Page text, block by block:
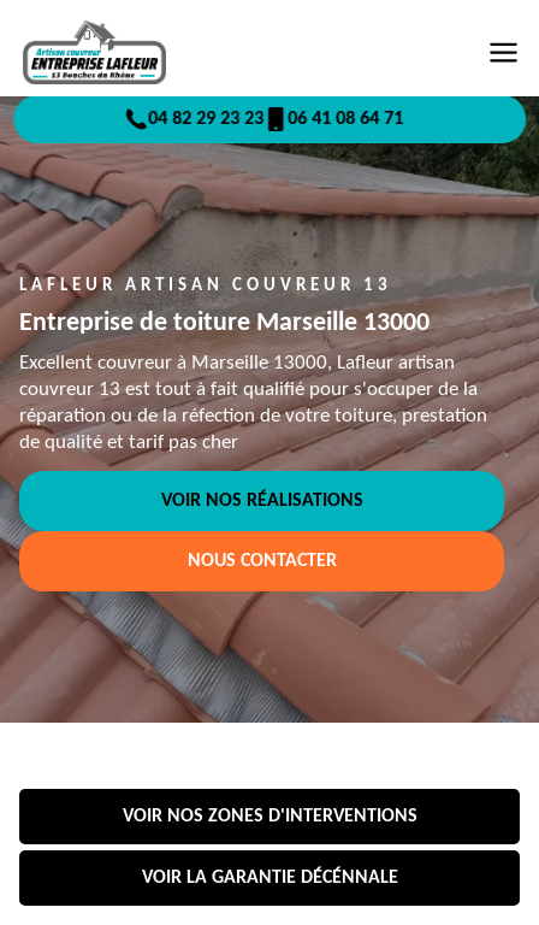
04 82 29 23 23 06 41 08 64 71
LAFLEUR ARTISAN COUVREUR 13
Entreprise de toiture Marseille 13000
Excellent couvreur à Marseille 13000, Lafleur artisan
couvreur 13 est tout à fait qualifié pour s'occuper de la
réparation ou de la réfection de votre toiture, prestation
de qualité et tarif pas cher
VOIR NOS RÉALISATIONS
NOUS CONTACTER
VOIR NOS ZONES D'INTERVENTIONS
VOIR LA GARANTIE DÉCÉNNALE